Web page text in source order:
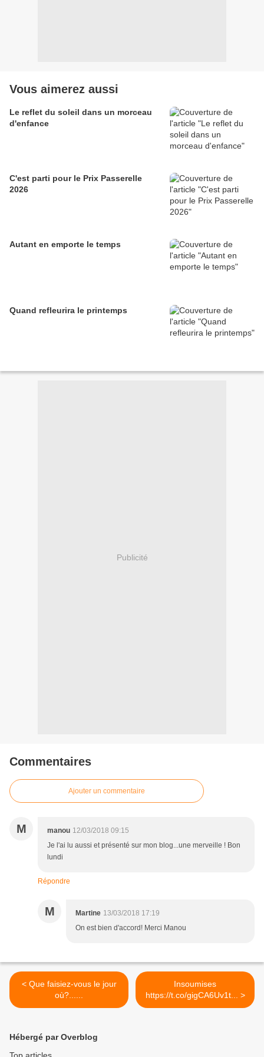
Vous aimerez aussi
Le reflet du soleil dans un morceau
d'enfance
C'est parti pour le Prix Passerelle
2026
Autant en emporte le temps
Quand refleurira le printemps
Publicité
Commentaires
Ajouter un commentaire
M manou 12/03/2018 09:15
Je l'ai lu aussi et présenté sur mon blog...une merveille ! Bon
lundi
Répondre
M Martine 13/03/2018 17:19
On est bien d'accord! Merci Manou
< Que faisiez-vous le jour
où?......
Insoumises
https://t.co/gigCA6Uv1t... >
Hébergé par Overblog